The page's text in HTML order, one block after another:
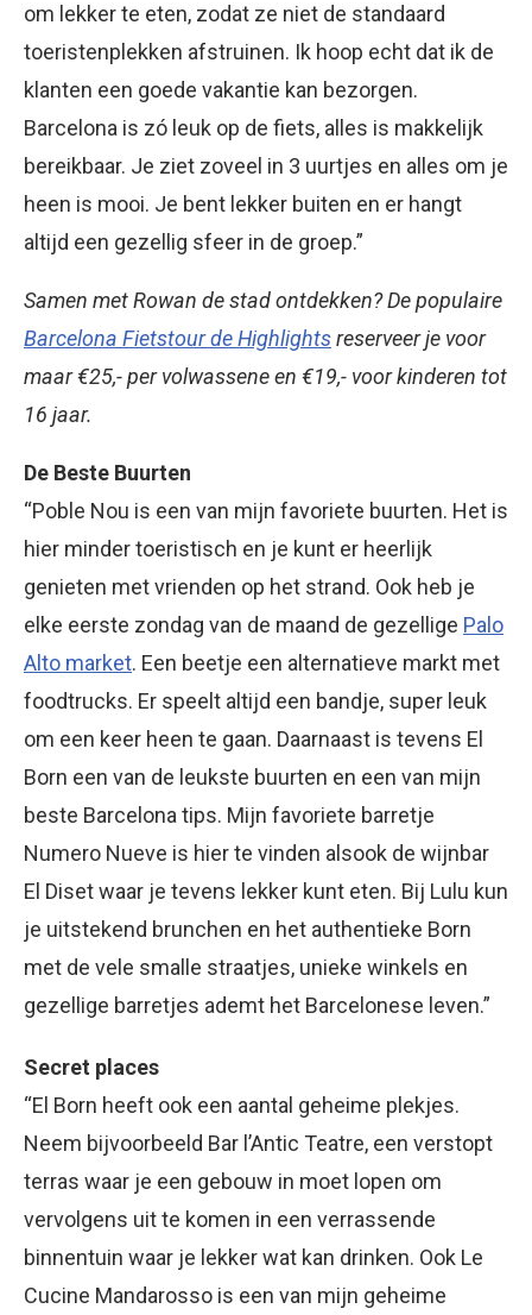
om lekker te eten, zodat ze niet de standaard
toeristenplekken afstruinen. Ik hoop echt dat ik de
klanten een goede vakantie kan bezorgen.
Barcelona is zó leuk op de fiets, alles is makkelijk
bereikbaar. Je ziet zoveel in 3 uurtjes en alles om je
heen is mooi. Je bent lekker buiten en er hangt
altijd een gezellig sfeer in de groep.”
Samen met Rowan de stad ontdekken? De populaire
Barcelona Fietstour de Highlightsreserveer je voor
maar €25,- per volwassene en €19,- voor kinderen tot
16 jaar.
De Beste Buurten
“Poble Nou is een van mijn favoriete buurten. Het is
hier minder toeristisch en je kunt er heerlijk
genieten met vrienden op het strand. Ook heb je
elke eerste zondag van de maand de gezellige Palo
Alto market. Een beetje een alternatieve markt met
foodtrucks. Er speelt altijd een bandje, super leuk
om een keer heen te gaan. Daarnaast is tevens El
Born een van de leukste buurten en een van mijn
beste Barcelona tips. Mijn favoriete barretje
Numero Nueve is hier te vinden alsook de wijnbar
El Diset waar je tevens lekker kunt eten. Bij Lulu kun
je uitstekend brunchen en het authentieke Born
met de vele smalle straatjes, unieke winkels en
gezellige barretjes ademt het Barcelonese leven.”
Secret places
“El Born heeft ook een aantal geheime plekjes.
Neem bijvoorbeeld Bar l’Antic Teatre, een verstopt
terras waar je een gebouw in moet lopen om
vervolgens uit te komen in een verrassende
binnentuin waar je lekker wat kan drinken. Ook Le
Cucine Mandarosso is een van mijn geheime